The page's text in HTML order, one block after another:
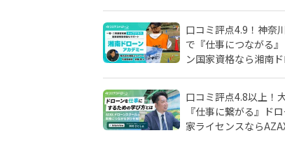
口コミ評点4.9！神奈
で『仕事につながる
ン国家資格なら湘南
口コミ評点4.8以上！
『仕事に繋がる』ド
家ライセンスなら